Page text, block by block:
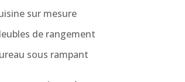
sur mesure
de rangement
sous rampant